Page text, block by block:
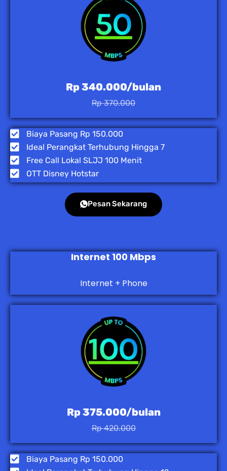
Rp 340.000/bulan
Rp 370.000
Biaya Pasang Rp 150.000
Ideal Perangkat Terhubung Hingga 7
Free Call Lokal SLJJ 100 Menit
OTT Disney Hotstar
Pesan Sekarang
Internet 100 Mbps
Internet + Phone
Rp 375.000/bulan
Rp 420.000
Biaya Pasang Rp 150.000